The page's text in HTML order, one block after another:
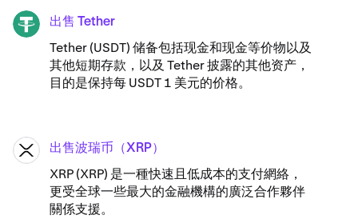
USDT 出售 Tether
Tether (USDT) 储备包括现金和现金等价物以及
其他短期存款，以及 Tether 披露的其他资产，
目的是保持每 USDT 1 美元的价格。
XRP 出售波瑞币（XRP）
XRP (XRP) 是一種快速且低成本的支付網絡，
更受全球一些最大的金融機構的廣泛合作夥伴
關係支援。